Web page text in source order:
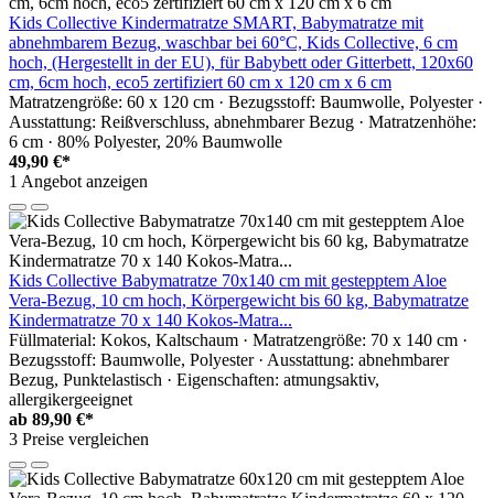
Kids Collective Kindermatratze SMART, Babymatratze mit
abnehmbarem Bezug, waschbar bei 60°C, Kids Collective, 6 cm
hoch, (Hergestellt in der EU), für Babybett oder Gitterbett, 120x60
cm, 6cm hoch, eco5 zertifiziert 60 cm x 120 cm x 6 cm
Matratzengröße: 60 x 120 cm · Bezugsstoff: Baumwolle, Polyester ·
Ausstattung: Reißverschluss, abnehmbarer Bezug · Matratzenhöhe:
6 cm · 80% Polyester, 20% Baumwolle
49,90 €*
1 Angebot anzeigen
Kids Collective Babymatratze 70x140 cm mit gestepptem Aloe
Vera-Bezug, 10 cm hoch, Körpergewicht bis 60 kg, Babymatratze
Kindermatratze 70 x 140 Kokos-Matra...
Füllmaterial: Kokos, Kaltschaum · Matratzengröße: 70 x 140 cm ·
Bezugsstoff: Baumwolle, Polyester · Ausstattung: abnehmbarer
Bezug, Punktelastisch · Eigenschaften: atmungsaktiv,
allergikergeeignet
ab 89,90 €*
3 Preise vergleichen